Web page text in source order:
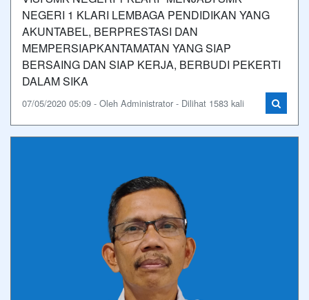
NEGERI 1 KLARI LEMBAGA PENDIDIKAN YANG
AKUNTABEL, BERPRESTASI DAN
MEMPERSIAPKANTAMATAN YANG SIAP
BERSAING DAN SIAP KERJA, BERBUDI PEKERTI
DALAM SIKA
07/05/2020 05:09 - Oleh Administrator - Dilihat 1583 kali